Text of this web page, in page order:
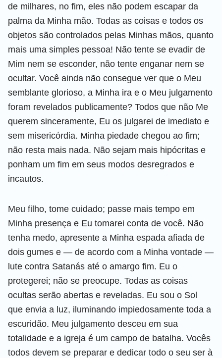
de milhares, no fim, eles não podem escapar da
palma da Minha mão. Todas as coisas e todos os
objetos são controlados pelas Minhas mãos, quanto
mais uma simples pessoa! Não tente se evadir de
Mim nem se esconder, não tente enganar nem se
ocultar. Você ainda não consegue ver que o Meu
semblante glorioso, a Minha ira e o Meu julgamento
foram revelados publicamente? Todos que não Me
querem sinceramente, Eu os julgarei de imediato e
sem misericórdia. Minha piedade chegou ao fim;
não resta mais nada. Não sejam mais hipócritas e
ponham um fim em seus modos desregrados e
incautos.
Meu filho, tome cuidado; passe mais tempo em
Minha presença e Eu tomarei conta de você. Não
tenha medo, apresente a Minha espada afiada de
dois gumes e — de acordo com a Minha vontade —
lute contra Satanás até o amargo fim. Eu o
protegerei; não se preocupe. Todas as coisas
ocultas serão abertas e reveladas. Eu sou o Sol
que envia a luz, iluminando impiedosamente toda a
escuridão. Meu julgamento desceu em sua
totalidade e a igreja é um campo de batalha. Vocês
todos devem se preparar e dedicar todo o seu ser à